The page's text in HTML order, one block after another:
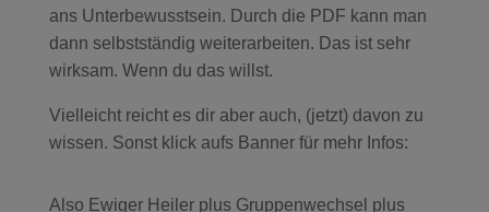
ans Unterbewusstsein. Durch die PDF kann man
dann selbstständig weiterarbeiten. Das ist sehr
wirksam. Wenn du das willst.
Vielleicht reicht es dir aber auch, (jetzt) davon zu
wissen. Sonst klick aufs Banner für mehr Infos:
Also Ewiger Heiler plus Gruppenwechsel plus